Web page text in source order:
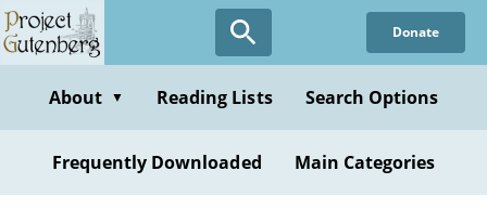
Skip
to
content
Donate
About ▼ Reading Lists Search Options
Frequently Downloaded Main Categories